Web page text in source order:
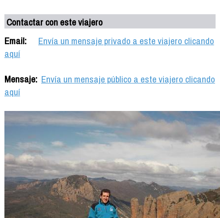
Contactar con este viajero
Email:
Envía un mensaje privado a este viajero clicando
aquí
Mensaje: Envía un mensaje público a este viajero clicando
aquí